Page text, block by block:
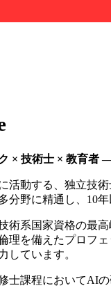
× 技術士 × 教育者
活動する、独立技
分野に精通し、10
術系国家資格の最
理を備えたプロフ
しています。
士課程においてAI